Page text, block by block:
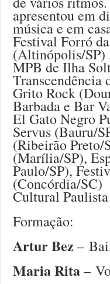
apresentou em
música e em
Festival Forró
(Altinópolis/SP)
MPB de Ilha
Transcendência
Grito Rock
Barbada e Bar
El Gato Negro
Servus (Bauru/
(Ribeirão Preto/
(Marília/SP),
Paulo/SP),
(Concórdia/SC)
Cultural
Formação:
Artur Bez –
Maria Rita–